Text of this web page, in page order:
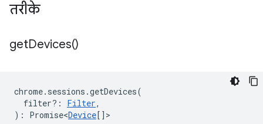
तरीके
getDevices()
chrome. sessions .getDevices(
filter? : Filter,
) : Promise<Device[] >